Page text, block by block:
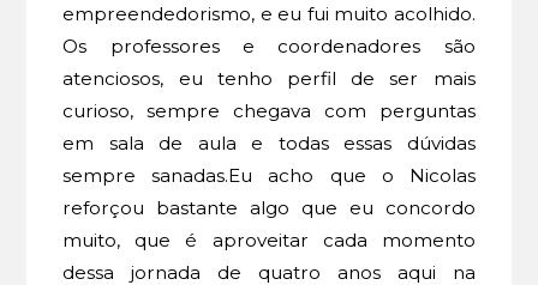
empreendedorismo, e eu fui muito acolhido.
Os professores e coordenadores são
atenciosos, eu tenho perfil de ser mais
curioso, sempre chegava com perguntas
em sala de aula e todas essas dúvidas
sempre sanadas.Eu acho que o Nicolas
reforçou bastante algo que eu concordo
muito, que é aproveitar cada momento
dessa jornada de quatro anos aqui na